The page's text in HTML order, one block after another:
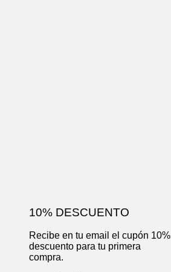
10% DESCUENTO
Recibe en tu email el cupón 10%
descuento para tu primera
compra.